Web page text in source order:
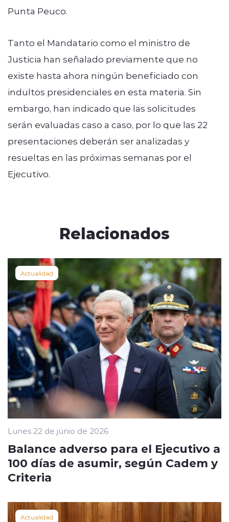
Punta Peuco.
Tanto el Mandatario como el ministro de
Justicia han señalado previamente que no
existe hasta ahora ningún beneficiado con
indultos presidenciales en esta materia. Sin
embargo, han indicado que las solicitudes
serán evaluadas caso a caso, por lo que las 22
presentaciones deberán ser analizadas y
resueltas en las próximas semanas por el
Ejecutivo.
Relacionados
Actualidad
Lunes 22 de junio de 2026
Balance adverso para el Ejecutivo a
100 días de asumir, según Cadem y
Criteria
Actualidad